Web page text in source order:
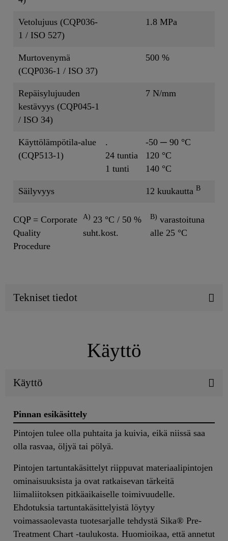
Vetolujuus (CQP036-
1 / ISO 527)
1.8 MPa
Murtovenymä
(CQP036-1 / ISO 37)
500 %
Repäisylujuuden
kestävyys (CQP045-1
/ ISO 34)
7 N/mm
Käyttölämpötila-alue
(CQP513-1)
.
24 tuntia
1 tunti
-50 ─ 90 °C
120 °C
140 °C
Säilyvyys 12 kuukautta B
CQP = Corporate
Quality
Procedure
A) 23 °C / 50 %
suht.kost.
B) varastoituna
alle 25 °C
Tekniset tiedot
Käyttö
Käyttö
Pinnan esikäsittely
Pintojen tulee olla puhtaita ja kuivia, eikä niissä saa
olla rasvaa, öljyä tai pölyä.
Pintojen tartuntakäsittelyt riippuvat materiaalipintojen
ominaisuuksista ja ovat ratkaisevan tärkeitä
liimaliitoksen pitkäaikaiselle toimivuudelle.
Ehdotuksia tartuntakäsittelyistä löytyy
voimassaolevasta tuotesarjalle tehdystä Sika® Pre-
Treatment Chart -taulukosta. Huomioikaa, että annetut